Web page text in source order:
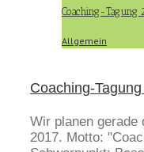
Coaching-Tagung
Allgemein
Coaching-
Wir planen gerade
2017. Motto: